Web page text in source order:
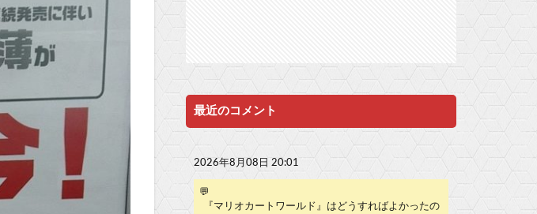
最近のコメント
2026年8月08日 20:01
💬
『マリオカートワールド』はどうすればよかったの